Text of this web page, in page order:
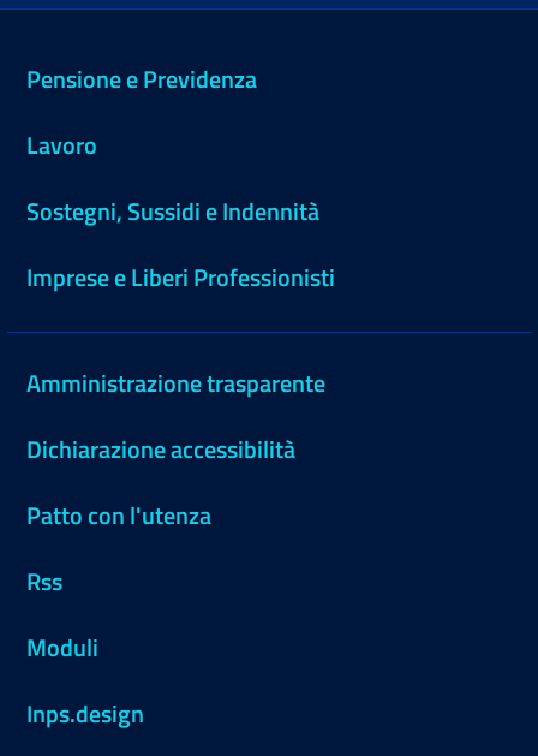
Pensione e Previdenza
Lavoro
Sostegni, Sussidi e Indennità
Imprese e Liberi Professionisti
Amministrazione trasparente
Dichiarazione accessibilità
Patto con l'utenza
Rss
Moduli
Inps.design